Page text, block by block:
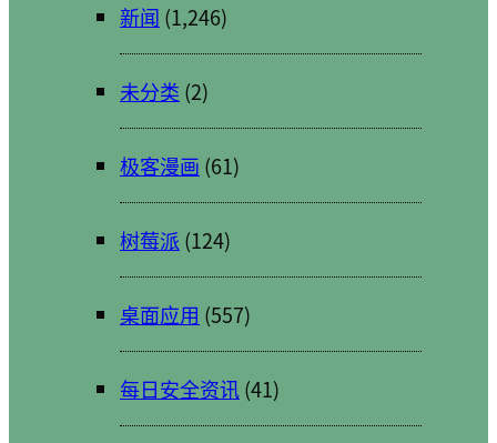
新闻 (1,246)
未分类 (2)
极客漫画 (61)
树莓派 (124)
桌面应用 (557)
每日安全资讯(41)